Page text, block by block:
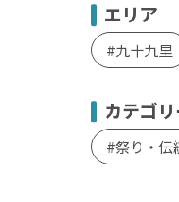
エリア
九十九里
カテゴ
祭り・伝